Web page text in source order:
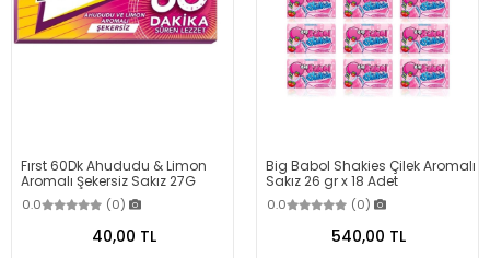
Fırst 60Dk Ahududu & Limon
Aromalı Şekersiz Sakız 27G
0.0 (0)
40,00 TL
Big Babol Shakies Çilek Aromalı
Sakız 26 gr x 18 Adet
0.0 (0)
540,00 TL